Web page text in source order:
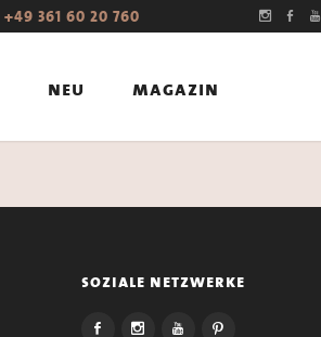
+49 361 60 20 760
neu magazin
soziale netzwerke